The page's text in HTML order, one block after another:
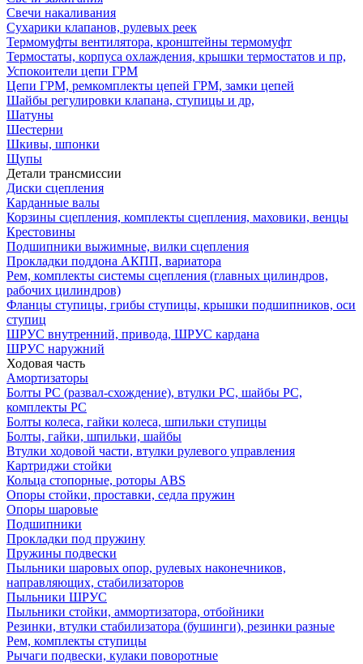
Свечи накаливания
Сухарики клапанов, рулевых реек
Термомуфты вентилятора, кронштейны термомуфт
Термостаты, корпуса охлаждения, крышки термостатов и пр,
Успокоители цепи ГРМ
Цепи ГРМ, ремкомплекты цепей ГРМ, замки цепей
Шайбы регулировки клапана, ступицы и др,
Шатуны
Шестерни
Шкивы, шпонки
Щупы
Детали трансмиссии
Диски сцепления
Карданные валы
Корзины сцепления, комплекты сцепления, маховики, венцы
Крестовины
Подшипники выжимные, вилки сцепления
Прокладки поддона АКПП, вариатора
Рем, комплекты системы сцепления (главных цилиндров,
рабочих цилиндров)
Фланцы ступицы, грибы ступицы, крышки подшипников, оси
ступиц
ШРУС внутренний, привода, ШРУС кардана
ШРУС наружний
Ходовая часть
Амортизаторы
Болты РС (развал-схождение), втулки РС, шайбы РС,
комплекты РС
Болты колеса, гайки колеса, шпильки ступицы
Болты, гайки, шпильки, шайбы
Втулки ходовой части, втулки рулевого управления
Картриджи стойки
Кольца стопорные, роторы ABS
Опоры стойки, проставки, седла пружин
Опоры шаровые
Подшипники
Прокладки под пружину
Пружины подвески
Пыльники шаровых опор, рулевых наконечников,
направляющих, стабилизаторов
Пыльники ШРУС
Пыльники стойки, аммортизатора, отбойники
Резинки, втулки стабилизатора (бушинги), резинки разные
Рем, комплекты ступицы
Рычаги подвески, кулаки поворотные